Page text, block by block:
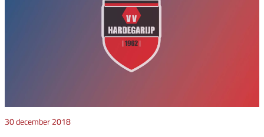
30 december 2018